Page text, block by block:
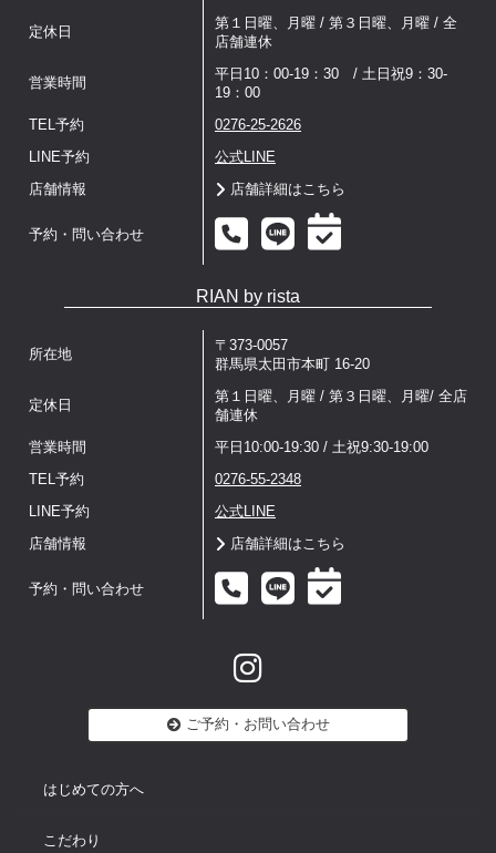
定休日
第１日曜、月曜 / 第３日曜、月曜 / 全
店舗連休
営業時間
平日10：00-19：30 / 土日祝9：30-
19：00
TEL予約 0276-25-2626
LINE予約 公式LINE
店舗情報 店舗詳細はこちら
予約・問い合わせ
RIAN by rista
所在地
〒373-0057
群馬県太田市本町 16-20
定休日
第１日曜、月曜 / 第３日曜、月曜/ 全店
舗連休
営業時間 平日10:00-19:30 / 土祝9:30-19:00
TEL予約 0276-55-2348
LINE予約 公式LINE
店舗情報 店舗詳細はこちら
予約・問い合わせ
ご予約・お問い合わせ
はじめての方へ
こだわり